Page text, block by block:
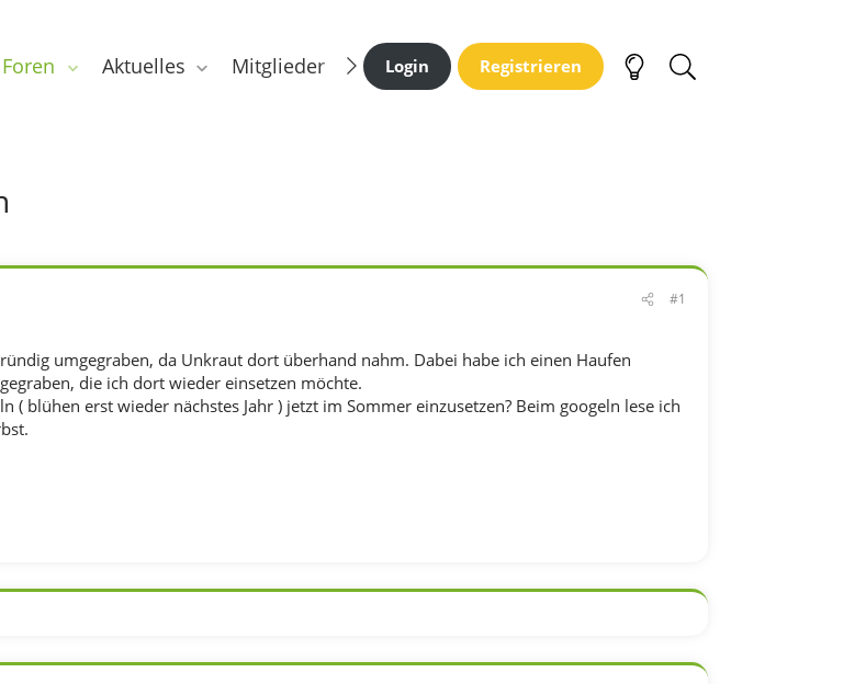
Foren Aktuelles Mitglieder Login Registrieren
#1
umgegraben, da Unkraut dort überhand nahm. Dabei habe ich einen Haufen
die ich dort wieder einsetzen möchte.
( blühen erst wieder nächstes Jahr ) jetzt im Sommer einzusetzen? Beim googeln lese ich